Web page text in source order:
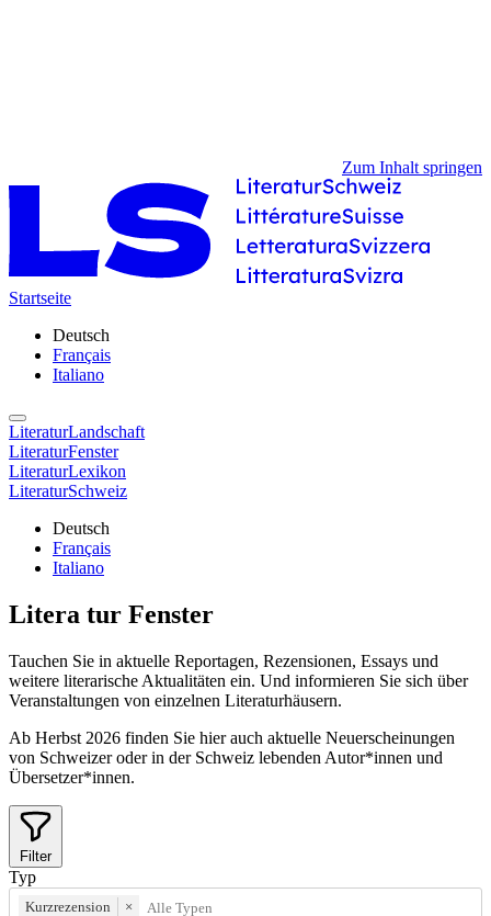
Zum Inhalt springen
Startseite
Deutsch
Français
Italiano
LiteraturLandschaft
LiteraturFenster
LiteraturLexikon
LiteraturSchweiz
Deutsch
Français
Italiano
Litera tur Fenster
Tauchen Sie in aktuelle Reportagen, Rezensionen, Essays und
weitere literarische Aktualitäten ein. Und informieren Sie sich über
Veranstaltungen von einzelnen Literaturhäusern.
Ab Herbst 2026 finden Sie hier auch aktuelle Neuerscheinungen
von Schweizer oder in der Schweiz lebenden Autor*innen und
Übersetzer*innen.
Filter
Typ
Kurzrezension ×